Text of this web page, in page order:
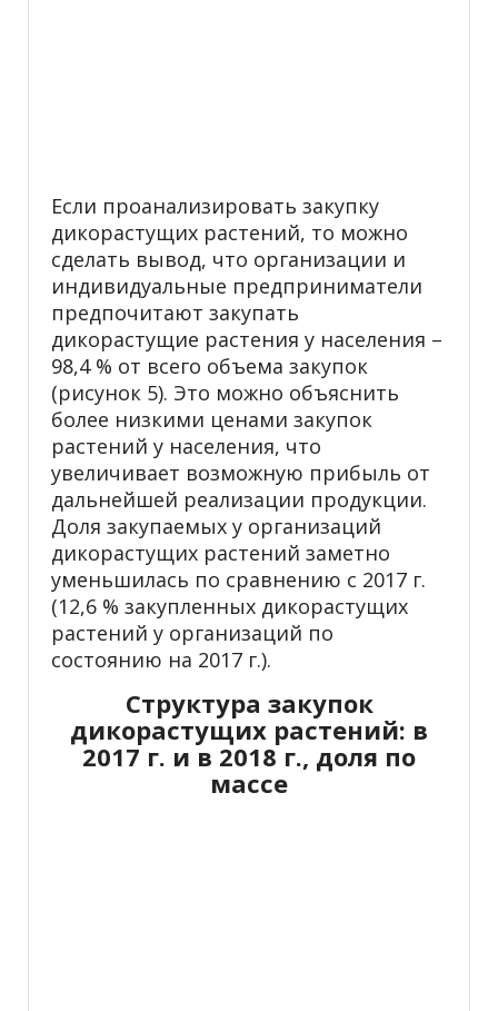
Если проанализировать закупку
дикорастущих растений, то можно
сделать вывод, что организации и
индивидуальные предприниматели
предпочитают закупать
дикорастущие растения у населения –
98,4 % от всего объема закупок
(рисунок 5). Это можно объяснить
более низкими ценами закупок
растений у населения, что
увеличивает возможную прибыль от
дальнейшей реализации продукции.
Доля закупаемых у организаций
дикорастущих растений заметно
уменьшилась по сравнению с 2017 г.
(12,6 % закупленных дикорастущих
растений у организаций по
состоянию на 2017 г.).
Структура закупок
дикорастущих растений: в
2017 г. и в 2018 г., доля по
массе